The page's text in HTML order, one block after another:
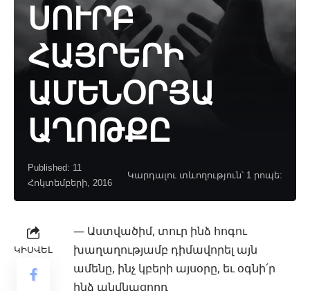
ՍՈՒՐԲ
ՀԱՅՐԵՐԻ
ԱՄԵՆՕՐՅԱ
ԱՂՈԹՔԸ
Published: 11
Հոկտեմբերի, 2016
Կարդալու տևողություն՝ 1 րոպե:
ԿԻՍՎԵԼ
— Աստվածիմ, տուր ինձ հոգու
խաղաղությամբ դիմավորել այն
ամենը, ինչ կբերի այսօրը, եւ օգնի՛ր
ինձ անմնացորդ